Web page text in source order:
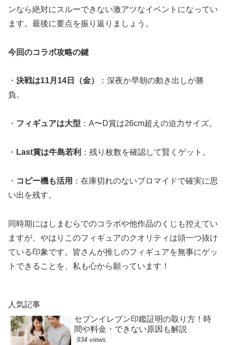
ンなら絶対にスルーできない激アツなイベントになってい
ます。最後に要点を振り返りましょう。
今回のコラボ攻略の鍵
・ 決戦は11月14日（金）
：深夜か早朝の動き出しが勝
負。
・ フィギュアは大型 ：A〜D賞は26cm超えの迫力サイズ。
・ Last賞は牛島若利 ：残り枚数を確認して賢くゲット。
・ コピー機も活用 ：在庫切れのないブロマイドで確実に思
い出を残す。
同時期にはしまむらでのコラボや他作品のくじも控えてい
ますが、やはりこのフィギュアのクオリティは頭一つ抜け
ている印象です。皆さんが推しのフィギュアを無事にゲッ
トできることを、私も心から願っています！
人気記事
セブンイレブン印鑑証明の取り方！時
間や料金・できない原因も解説
934 views